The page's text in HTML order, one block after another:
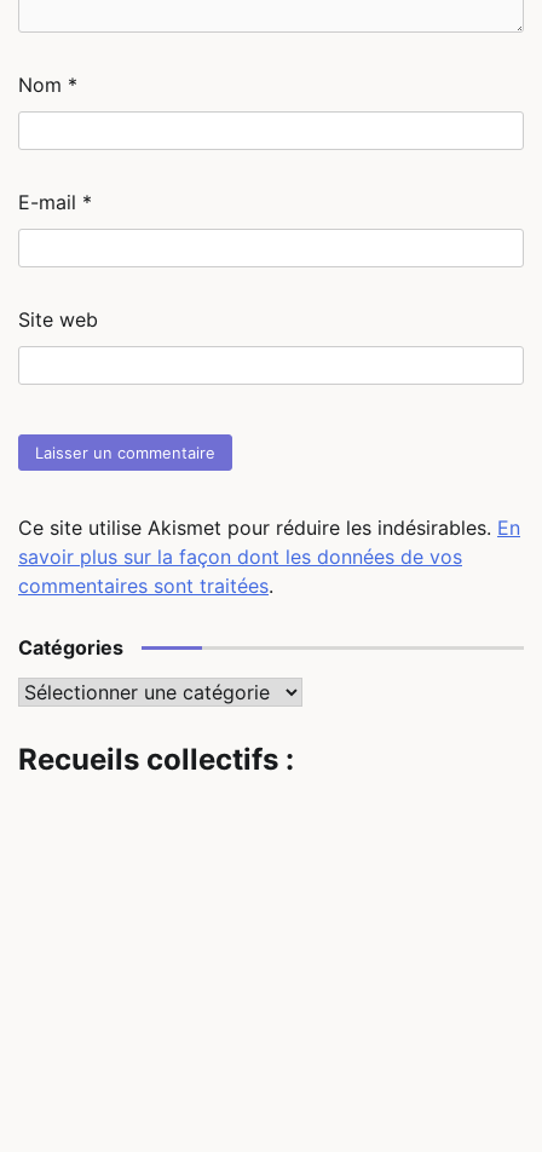
Nom *
E-mail *
Site web
Ce site utilise Akismet pour réduire les indésirables. En
savoir plus sur la façon dont les données de vos
commentaires sont traitées.
Catégories
Catégories
Recueils collectifs :